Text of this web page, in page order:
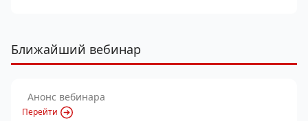
Ближайший вебинар
Анонс вебинара
Перейти